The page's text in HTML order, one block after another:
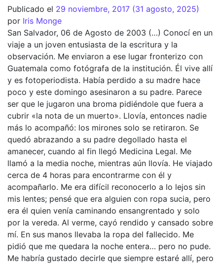
Publicado el 29 noviembre, 2017 (31 agosto, 2025)
por Iris Monge
San Salvador, 06 de Agosto de 2003 (…) Conocí en un
viaje a un joven entusiasta de la escritura y la
observación. Me enviaron a ese lugar fronterizo con
Guatemala como fotógrafa de la institución. Él vive allí
y es fotoperiodista. Había perdido a su madre hace
poco y este domingo asesinaron a su padre. Parece
ser que le jugaron una broma pidiéndole que fuera a
cubrir «la nota de un muerto». Llovía, entonces nadie
más lo acompañó: los mirones solo se retiraron. Se
quedó abrazando a su padre degollado hasta el
amanecer, cuando al fin llegó Medicina Legal. Me
llamó a la media noche, mientras aún llovía. He viajado
cerca de 4 horas para encontrarme con él y
acompañarlo. Me era difícil reconocerlo a lo lejos sin
mis lentes; pensé que era alguien con ropa sucia, pero
era él quien venía caminando ensangrentado y solo
por la vereda. Al verme, cayó rendido y cansado sobre
mí. En sus manos llevaba la ropa del fallecido. Me
pidió que me quedara la noche entera… pero no pude.
Me habría gustado decirle que siempre estaré allí, pero